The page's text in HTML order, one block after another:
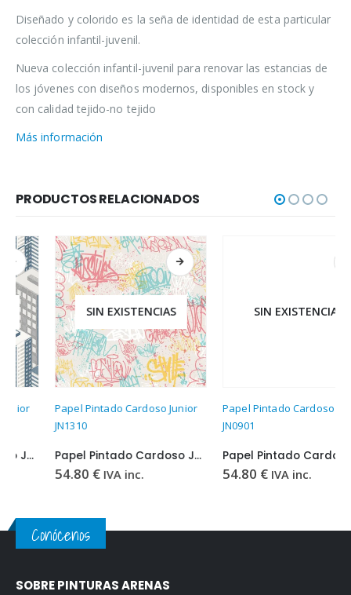
Diseñado y colorido es la seña de identidad de esta particular
colección infantil-juvenil.
Nueva colección infantil-juvenil para renovar las estancias de
los jóvenes con diseños modernos, disponibles en stock y
con calidad tejido-no tejido
Más información
PRODUCTOS RELACIONADOS
SIN EXISTENCIAS
Papel Pintado Cardoso Junior
Papel Pintado Cardoso Junior JN1310
€ IVA inc.
SIN EXISTENCIAS
Papel Pintado Cardoso Junior
Papel Pintado Cardoso Junior JN0901
€ IVA inc.
Conócenos
SOBRE PINTURAS ARENAS